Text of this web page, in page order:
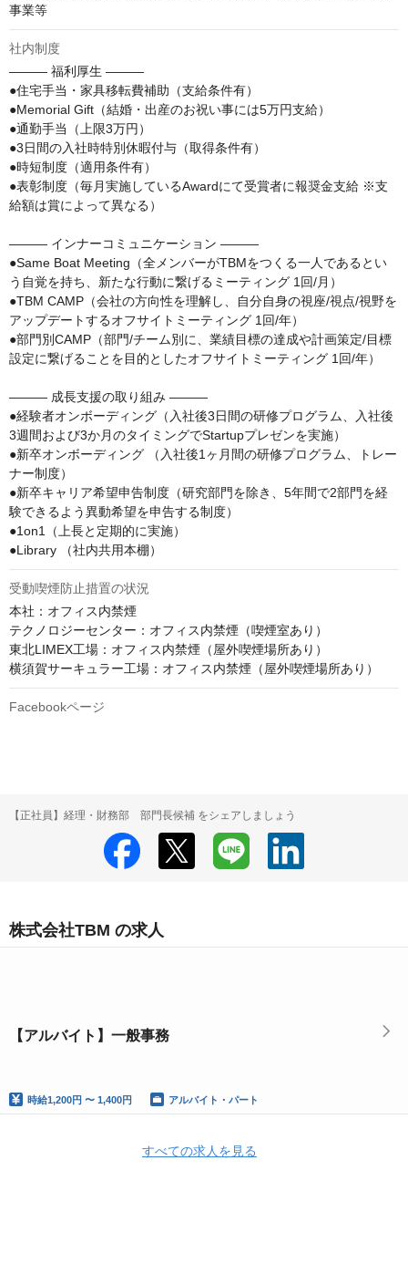
事業等
社内制度
――― 福利厚生 ―――
●住宅手当・家具移転費補助（支給条件有）
●Memorial Gift（結婚・出産のお祝い事には5万円支給）
●通勤手当（上限3万円）
●3日間の入社時特別休暇付与（取得条件有）
●時短制度（適用条件有）
●表彰制度（毎月実施しているAwardにて受賞者に報奨金支給 ※支
給額は賞によって異なる）
――― インナーコミュニケーション ―――
●Same Boat Meeting（全メンバーがTBMをつくる一人であるとい
う自覚を持ち、新たな行動に繋げるミーティング 1回/月）
●TBM CAMP（会社の方向性を理解し、自分自身の視座/視点/視野を
アップデートするオフサイトミーティング 1回/年）
●部門別CAMP（部門/チーム別に、業績目標の達成や計画策定/目標
設定に繋げることを目的としたオフサイトミーティング 1回/年）
――― 成長支援の取り組み ―――
●経験者オンボーディング（入社後3日間の研修プログラム、入社後
3週間および3か月のタイミングでStartupプレゼンを実施）
●新卒オンボーディング （入社後1ヶ月間の研修プログラム、トレー
ナー制度）
●新卒キャリア希望申告制度（研究部門を除き、5年間で2部門を経
験できるよう異動希望を申告する制度）
●1on1（上長と定期的に実施）
●Library （社内共用本棚）
受動喫煙防止措置の状況
本社：オフィス内禁煙
テクノロジーセンター：オフィス内禁煙（喫煙室あり）
東北LIMEX工場：オフィス内禁煙（屋外喫煙場所あり）
横須賀サーキュラー工場：オフィス内禁煙（屋外喫煙場所あり）
Facebookページ
【正社員】経理・財務部 部門長候補 をシェアしましょう
株式会社TBM の求人
【アルバイト】一般事務
時給1,200円 〜 1,400円 アルバイト・パート
すべての求人を見る